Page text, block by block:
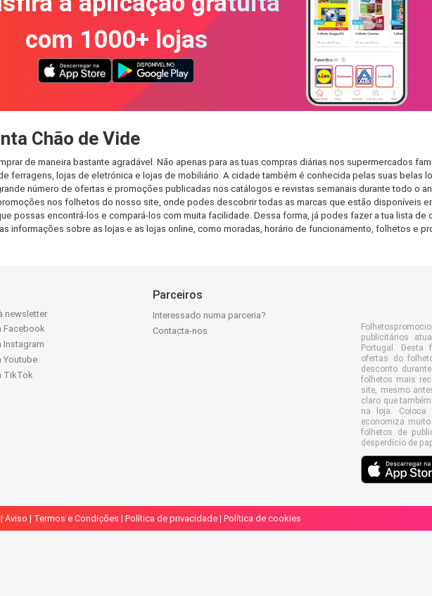
com 1000+ lojas
Chão de Vide
de maneira bastante agradável. Não apenas para as tuas compras diárias nos supermercados
ferragens, lojas de eletrónica e lojas de mobiliário. A cidade também é conhecida pelas suas belas
número de ofertas e promoções publicadas nos catálogos e revistas semanais durante todo o
nos folhetos do nosso site, onde podes descobrir todas as marcas que estão disponíveis
possas encontrá-los e compará-los com muita facilidade. Dessa forma, já podes fazer a tua lista de
informações sobre as lojas e as lojas online, como moradas, horário de funcionamento, folhetos e
newsletter
Facebook
Instagram
Youtube
TikTok
Parceiros
Interessado numa parceria?
Contacta-nos
publicitários
Portugal.
ofertas do
desconto
folhetos mais
site, mesmo
claro que
na loja. Coloca
economiza
folhetos de
desperdício de
Aviso | Termos e Condições | Política de privacidade | Política de cookies